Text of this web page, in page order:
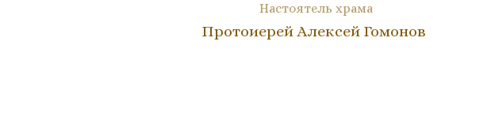
Настоятель храма
Протоиерей Алексей Гомонов